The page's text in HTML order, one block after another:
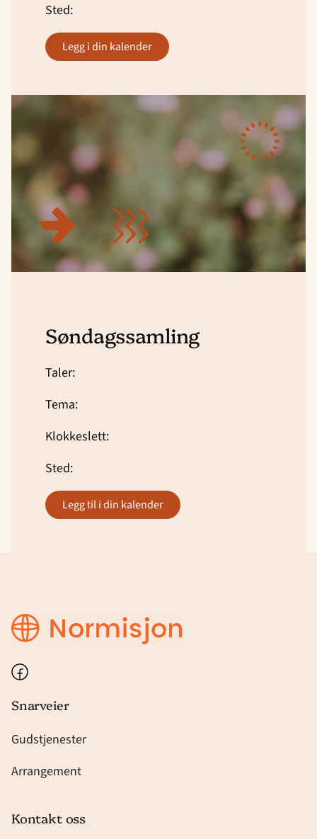
Sted:
legg i din kalender
Søndagssamling
Taler:
Tema:
Klokkeslett:
Sted:
legg til i din kalender
Bethel
Harstad
Facebook
Snarveier
Gudstjenester
Arrangement
Kontakt oss